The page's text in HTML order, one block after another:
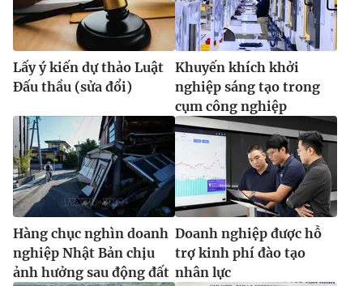
Lấy ý kiến dự thảo Luật
Đấu thầu (sửa đổi)
Khuyến khích khởi
nghiệp sáng tạo trong
cụm công nghiệp
Hàng chục nghìn doanh
nghiệp Nhật Bản chịu
ảnh hưởng sau động đất
Doanh nghiệp được hỗ
trợ kinh phí đào tạo
nhân lực